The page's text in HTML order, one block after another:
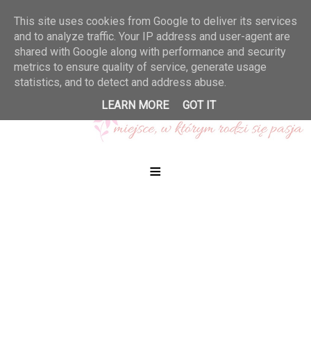
≡
This site uses cookies from Google to deliver its services
and to analyze traffic. Your IP address and user-agent are
shared with Google along with performance and security
metrics to ensure quality of service, generate usage
statistics, and to detect and address abuse.
LEARN MORE
GOT IT